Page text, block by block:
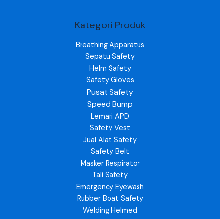
Kategori Produk
Breathing Apparatus
Sepatu Safety
Helm Safety
Safety Gloves
Pusat Safety
Speed Bump
Lemari APD
Safety Vest
Jual Alat Safety
Safety Belt
Masker Respirator
Tali Safety
Emergency Eyewash
Rubber Boat Safety
Welding Helmed